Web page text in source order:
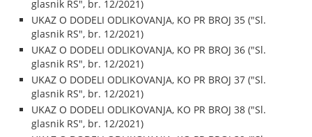
glasnik RS", br. 12/2021)
UKAZ O DODELI ODLIKOVANJA, KO PR BROJ 35 ("Sl.
glasnik RS", br. 12/2021)
UKAZ O DODELI ODLIKOVANJA, KO PR BROJ 36 ("Sl.
glasnik RS", br. 12/2021)
UKAZ O DODELI ODLIKOVANJA, KO PR BROJ 37 ("Sl.
glasnik RS", br. 12/2021)
UKAZ O DODELI ODLIKOVANJA, KO PR BROJ 38 ("Sl.
glasnik RS", br. 12/2021)